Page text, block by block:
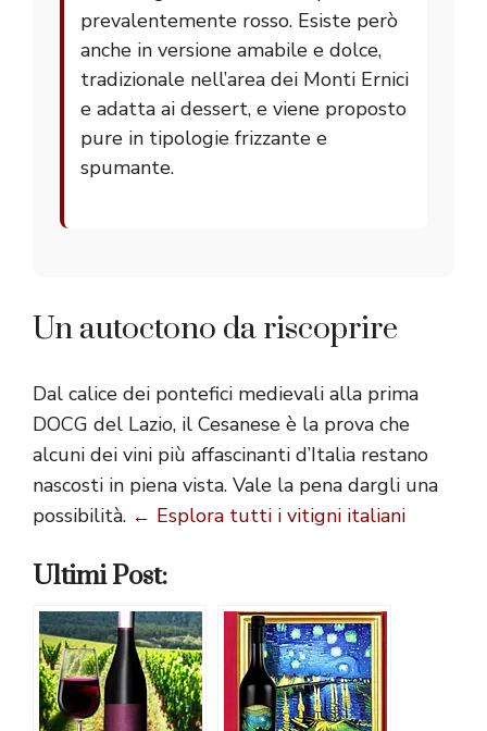
prevalentemente rosso. Esiste però
anche in versione amabile e dolce,
tradizionale nell’area dei Monti Ernici
e adatta ai dessert, e viene proposto
pure in tipologie frizzante e
spumante.
Un autoctono da riscoprire
Dal calice dei pontefici medievali alla prima
DOCG del Lazio, il Cesanese è la prova che
alcuni dei vini più affascinanti d’Italia restano
nascosti in piena vista. Vale la pena dargli una
possibilità. ← Esplora tutti i vitigni italiani
Ultimi Post: